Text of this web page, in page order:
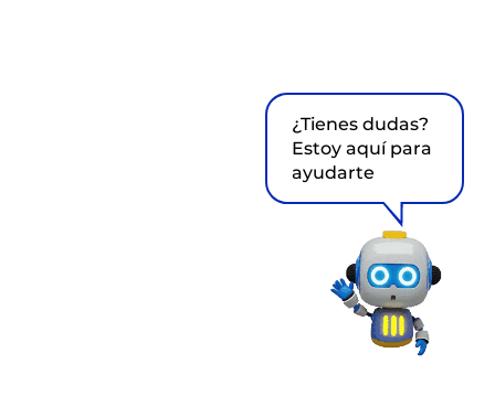
¿Tienes dudas?
Estoy aquí para
ayudarte